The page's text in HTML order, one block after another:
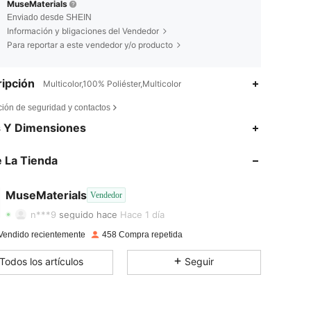
MuseMaterials
Enviado desde SHEIN
Información y bligaciones del Vendedor
Para reportar a este vendedor y/o producto
Multicolor,100% Poliéster,Multicolor
de seguridad y contactos
Y Dimensiones
La Tienda
MuseMaterials Vendedor
4,81
4,81
4,81 15
p***i pagadoHace 1 día
n***9 seguido hace Hace 1 día
4,81
recientemente 458 Compra repetida
Todos los artículos Seguir